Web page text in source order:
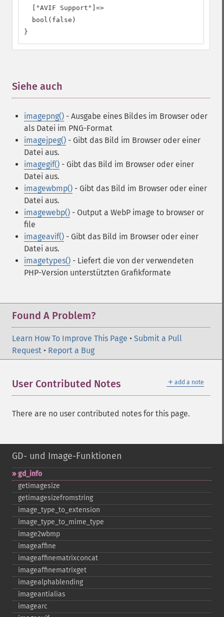
  ["AVIF Support"]=>
  bool(false)
}
Siehe auch
imagepng() - Ausgabe eines Bildes im Browser oder
als Datei im PNG-Format
imagejpeg() - Gibt das Bild im Browser oder einer
Datei aus.
imagegif() - Gibt das Bild im Browser oder einer
Datei aus.
imagewbmp() - Gibt das Bild im Browser oder einer
Datei aus.
imagewebp() - Output a WebP image to browser or
file
imageavif() - Gibt das Bild im Browser oder einer
Datei aus.
imagetypes() - Liefert die von der verwendeten
PHP-Version unterstützten Grafikformate
Found A Problem?
Learn How To Improve This Page • Submit a Pull
Request • Report a Bug
＋ add a note
User Contributed Notes
There are no user contributed notes for this page.
GD- und Image-Funktionen
gd_​info
getimagesize
getimagesizefromstring
image_​type_​to_​extension
image_​type_​to_​mime_​type
image2wbmp
imageaffine
imageaffinematrixconcat
imageaffinematrixget
imagealphablending
imageantialias
imagearc